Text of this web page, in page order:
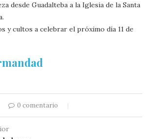
desde Guadalteba a la Iglesia de la Santa
y cultos a celebrar el próximo día 11 de
0 comentario